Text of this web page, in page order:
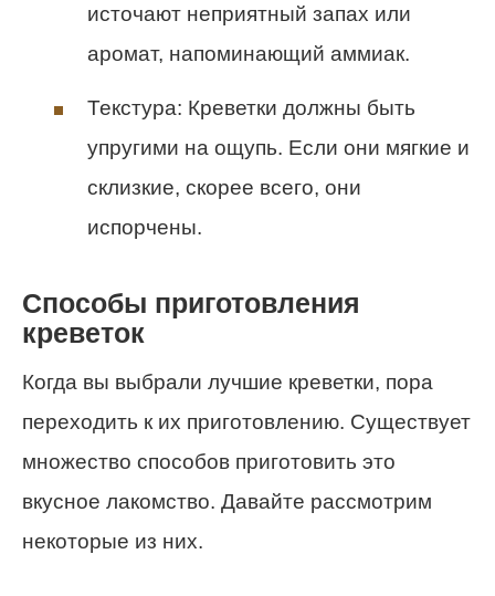
источают неприятный запах или
аромат, напоминающий аммиак.
Текстура: Креветки должны быть
упругими на ощупь. Если они мягкие и
склизкие, скорее всего, они
испорчены.
Способы приготовления
креветок
Когда вы выбрали лучшие креветки, пора
переходить к их приготовлению. Существует
множество способов приготовить это
вкусное лакомство. Давайте рассмотрим
некоторые из них.